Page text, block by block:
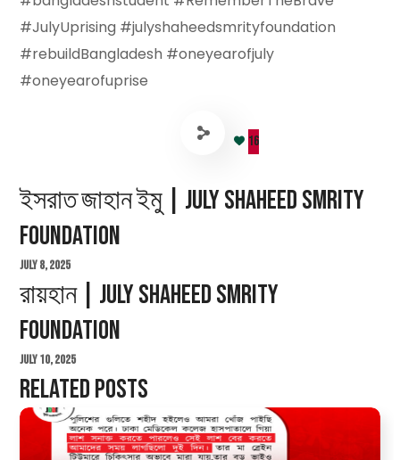
#JulyUprising #julyshaheedsmrityfoundation
#rebuildBangladesh #oneyearofjuly
#oneyearofuprise
16
ইসরাত জাহান ইমু | July Shaheed Smrity
Foundation
July 8, 2025
রায়হান | July Shaheed Smrity
Foundation
July 10, 2025
Related Posts